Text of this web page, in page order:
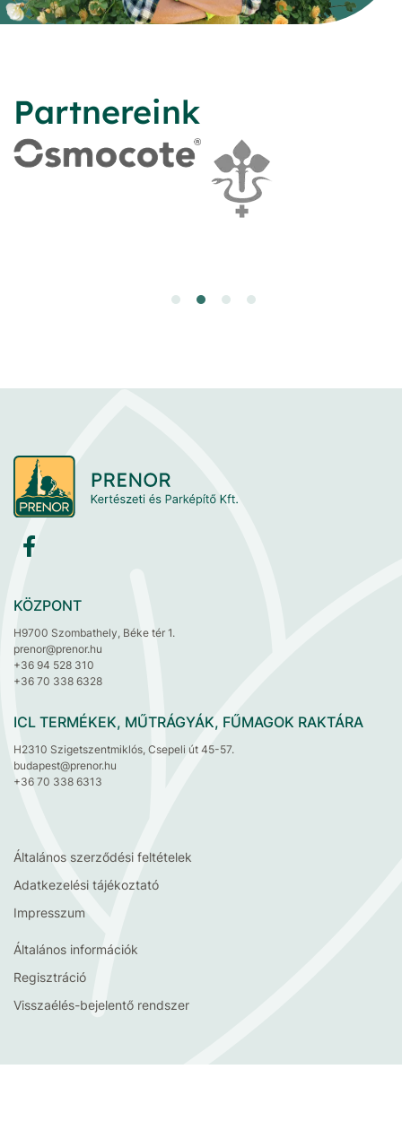
Partnereink
KÖZPONT
H9700 Szombathely, Béke tér 1.
prenor@prenor.hu
+36 94 528 310
+36 70 338 6328
ICL TERMÉKEK, MŰTRÁGYÁK, FŰMAGOK RAKTÁRA
H2310 Szigetszentmiklós, Csepeli út 45-57.
budapest@prenor.hu
+36 70 338 6313
Általános szerződési feltételek
Adatkezelési tájékoztató
Impresszum
Általános információk
Regisztráció
Visszaélés-bejelentő rendszer